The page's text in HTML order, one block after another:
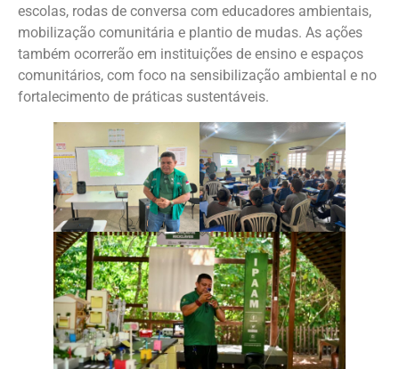
escolas, rodas de conversa com educadores ambientais,
mobilização comunitária e plantio de mudas. As ações
também ocorrerão em instituições de ensino e espaços
comunitários, com foco na sensibilização ambiental e no
fortalecimento de práticas sustentáveis.